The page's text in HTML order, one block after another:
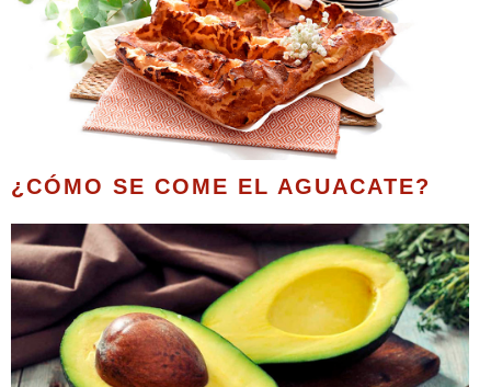
¿CÓMO SE COME EL AGUACATE?